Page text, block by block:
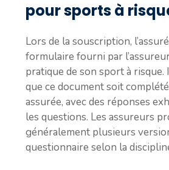
pour sports à
Lors de la souscription,
formulaire fourni par
pratique de son sport à
que ce document soit
assurée, avec des réponses
les questions. Les assureurs
généralement plusieurs
questionnaire selon la